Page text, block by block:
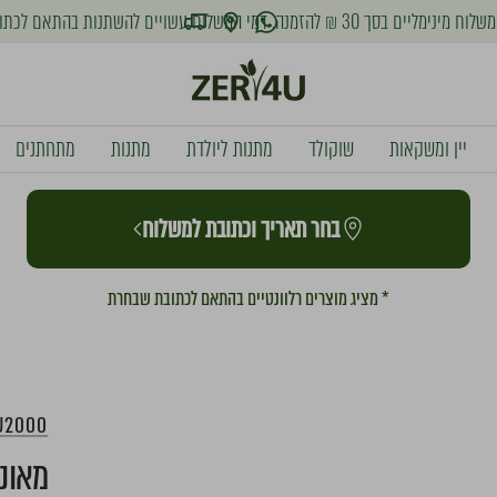
עשויים להשתנות בהתאם לכתובת אליה יישלחו המוצרים
פור
יו
יין ומשקאות שוקולד מתנות ליולדת מתנות מתחתנים
בחר תאריך וכתובת למשלוח
* מציג מוצרים רלוונטיים בהתאם לכתובת שבחרת